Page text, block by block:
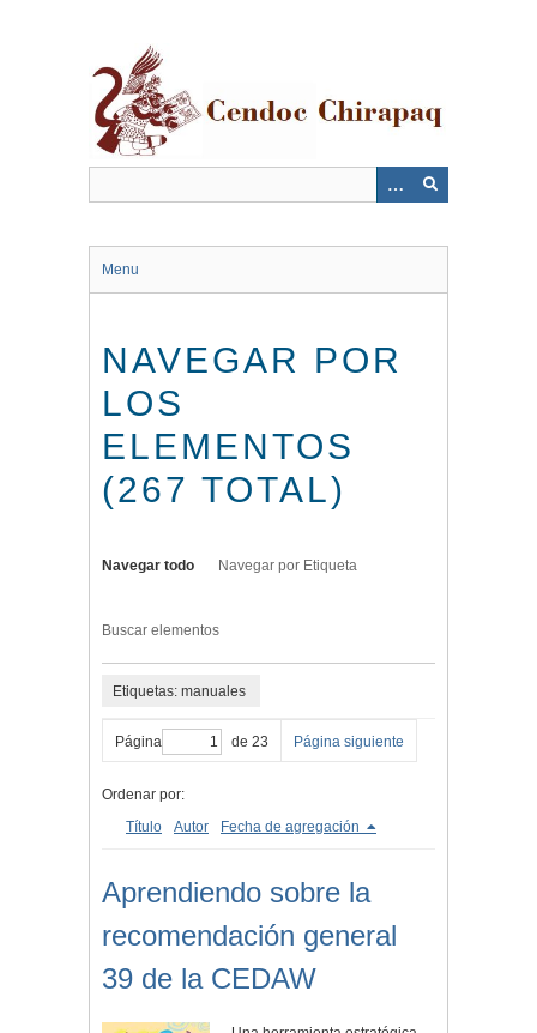
Menu
NAVEGAR POR
LOS
ELEMENTOS
(267 TOTAL)
Navegar todo Navegar por Etiqueta
Buscar elementos
Etiquetas: manuales
Página de 23 Página siguiente
Ordenar por:
Título
Autor Fecha de agregación
Aprendiendo sobre la
recomendación general
39 de la CEDAW